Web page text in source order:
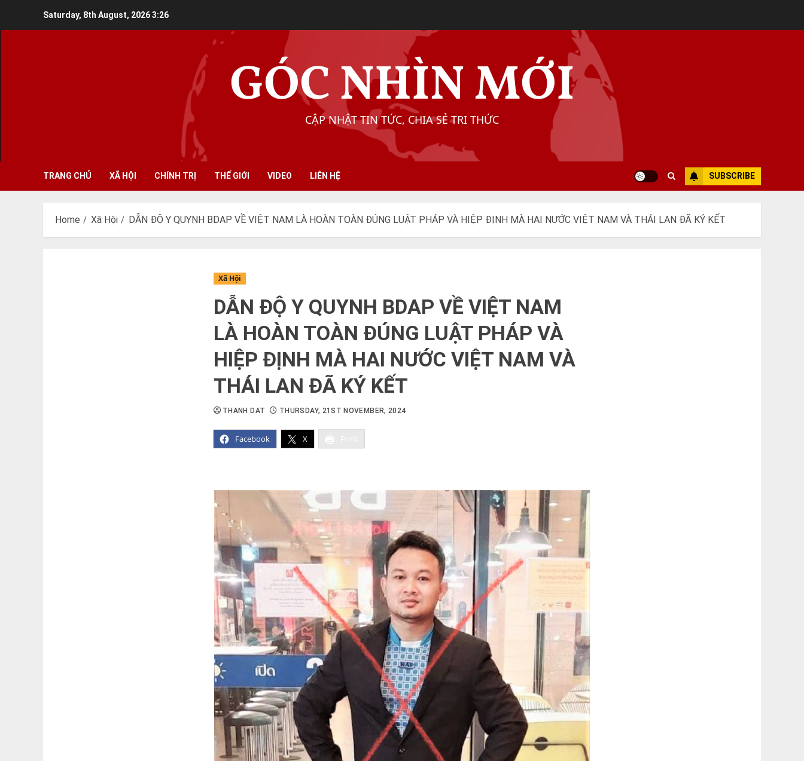
Saturday, 8th August, 20263:26
GÓC NHÌN MỚI
CẬP NHẬT TIN TỨC, CHIA SẺ TRI THỨC
TRANG CHỦ XÃ HỘI CHÍNH TRỊ THẾ GIỚI VIDEO LIÊN HỆ SUBSCRIBE
Home Xã Hội DẪN ĐỘ Y QUYNH BDAP VỀ VIỆT NAM LÀ HOÀN TOÀN ĐÚNG LUẬT PHÁP VÀ HIỆP ĐỊNH MÀ HAI NƯỚC VIỆT NAM VÀ THÁI LAN ĐÃ KÝ KẾT
Xã Hội
DẪN ĐỘ Y QUYNH BDAP VỀ VIỆT NAM
LÀ HOÀN TOÀN ĐÚNG LUẬT PHÁP VÀ
HIỆP ĐỊNH MÀ HAI NƯỚC VIỆT NAM VÀ
THÁI LAN ĐÃ KÝ KẾT
Facebook X
THANH DAT THURSDAY, 21ST NOVEMBER, 2024